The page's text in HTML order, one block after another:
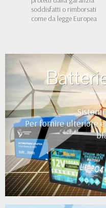
soddisfatti o rimborsati
come da legge Europea
Per fornire ulteriore